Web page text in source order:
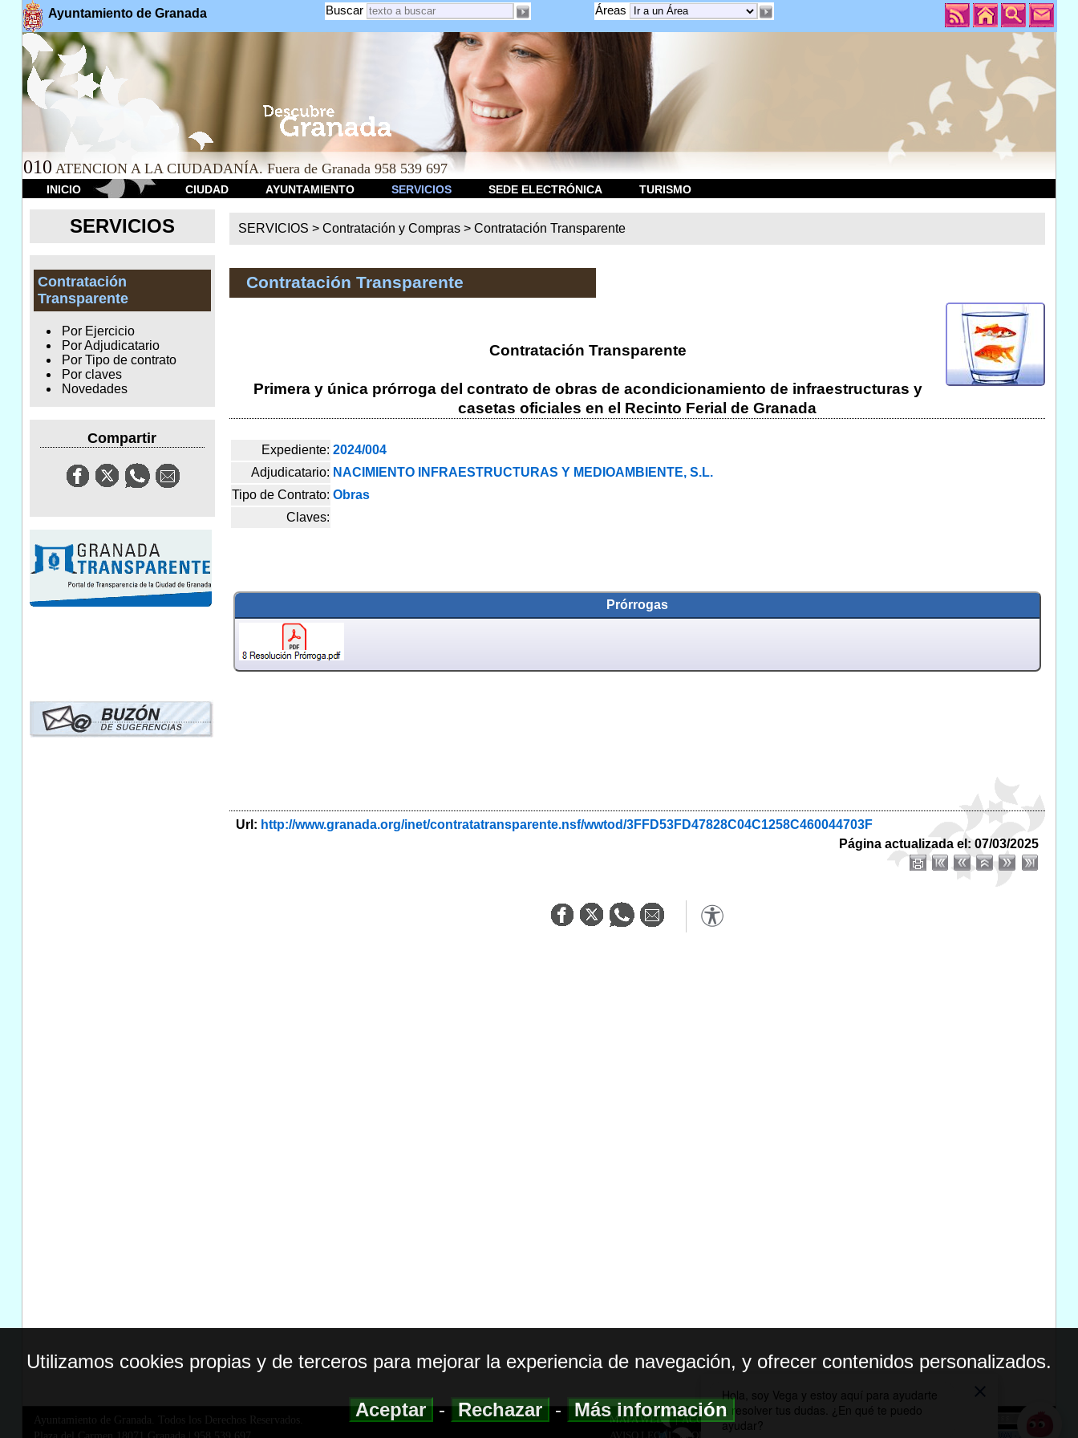
Ayuntamiento de Granada Áreas
Buscar
010 ATENCION A LA CIUDADANÍA. Fuera de Granada 958 539 697
INICIO CIUDAD AYUNTAMIENTO SERVICIOS SEDE ELECTRÓNICA TURISMO
SERVICIOS
Contratación
Transparente
Por Ejercicio
Por Adjudicatario
Por Tipo de contrato
Por claves
Novedades
Compartir
SERVICIOS >Contratación y Compras >Contratación Transparente
Contratación Transparente
Contratación Transparente
Primera y única prórroga del contrato de obras de acondicionamiento de infraestructuras y
casetas oficiales en el Recinto Ferial de Granada
Expediente: 2024/004
Adjudicatario: NACIMIENTO INFRAESTRUCTURAS Y MEDIOAMBIENTE, S.L.
Tipo de Contrato: Obras
Claves:
Prórrogas
Url: http://www.granada.org/inet/contratatransparente.nsf/wwtod/3FFD53FD47828C04C1258C460044703F
Página actualizada el: 07/03/2025
Ayuntamiento de Granada. Todos los Derechos Reservados.
MAPA WEB|ACCESIBILIDAD
AVISO LEGAL| POLITICA DE PRIVACIDAD
Utilizamos cookies propias y de terceros para mejorar la experiencia de navegación, y ofrecer contenidos personalizados.
Aceptar-Rechazar-Más información